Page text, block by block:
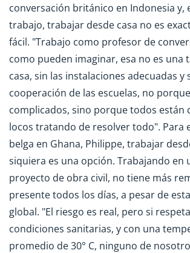
conversación británico en Indonesia y,
trabajo, trabajar desde casa no es
fácil. "Trabajo como profesor de
como pueden imaginar, esa no es una
casa, sin las instalaciones adecuadas y
cooperación de las escuelas, no
complicados, sino porque todos están
locos tratando de resolver todo". Para
belga en Ghana, Philippe, trabajar
siquiera es una opción. Trabajando en
proyecto de obra civil, no tiene más
presente todos los días, a pesar de
global. "El riesgo es real, pero si
condiciones sanitarias, y con una
promedio de 30° C, ninguno de